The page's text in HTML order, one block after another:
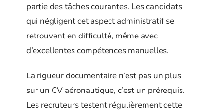
partie des tâches courantes. Les candidats
qui négligent cet aspect administratif se
retrouvent en difficulté, même avec
d’excellentes compétences manuelles.
La rigueur documentaire n’est pas un plus
sur un CV aéronautique, c’est un prérequis.
Les recruteurs testent régulièrement cette